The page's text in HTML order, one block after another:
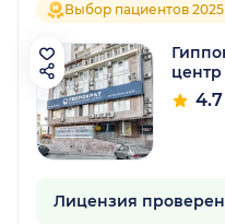
Выбор пациентов 2025
центр
4.7
Лицензия